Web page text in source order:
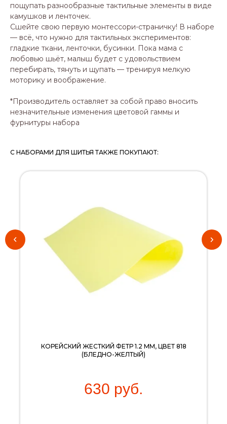
пощупать разнообразные тактильные элементы в виде
камушков и ленточек.
Сшейте свою первую монтессори-страничку! В наборе
— всё, что нужно для тактильных экспериментов:
гладкие ткани, ленточки, бусинки. Пока мама с
любовью шьёт, малыш будет с удовольствием
перебирать, тянуть и щупать — тренируя мелкую
моторику и воображение.
*Производитель оставляет за собой право вносить
незначительные изменения цветовой гаммы и
фурнитуры набора
С НАБОРАМИ ДЛЯ ШИТЬЯ ТАКЖЕ ПОКУПАЮТ:
КОРЕЙСКИЙ ЖЕСТКИЙ ФЕТР 1.2 ММ, ЦВЕТ 818
(БЛЕДНО-ЖЕЛТЫЙ)
630 руб.